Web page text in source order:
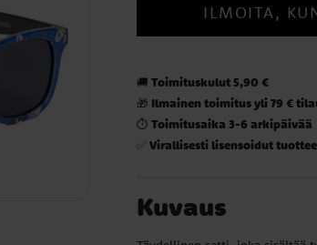
ILMOITA,
🚚Toimituskulut 5,90 €
🎁 Ilmainen toimitus yli 79 €
⏱️Toimitusaika 3-6 arkipäivää
✅Virallisesti lisensoidut
Kuvaus